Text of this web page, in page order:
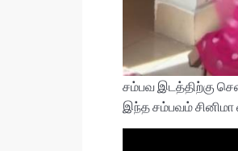
சம்பவ இடத்திற்கு
இந்த சம்பவம் சினிமா